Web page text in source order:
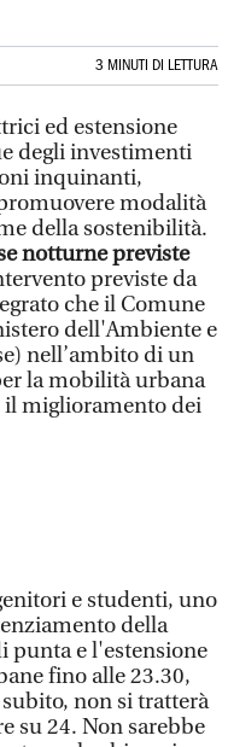
3 MINUTI DI LETTURA
ed estensione
degli investimenti
inquinanti,
modalità
della sostenibilità.
notturne previste
previste da
che il Comune
dell'Ambiente e
nell’ambito di un
la mobilità urbana
il miglioramento dei
e studenti, uno
della
punta e l'estensione
fino alle 23.30,
non si tratterà
su 24. Non sarebbe